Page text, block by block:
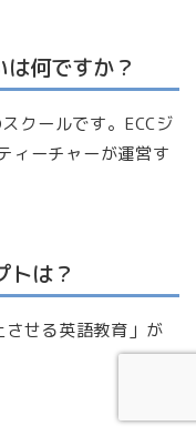
は何ですか？
クールです。ECCジ
ィーチャーが運営す
トは？
せる英語教育」が